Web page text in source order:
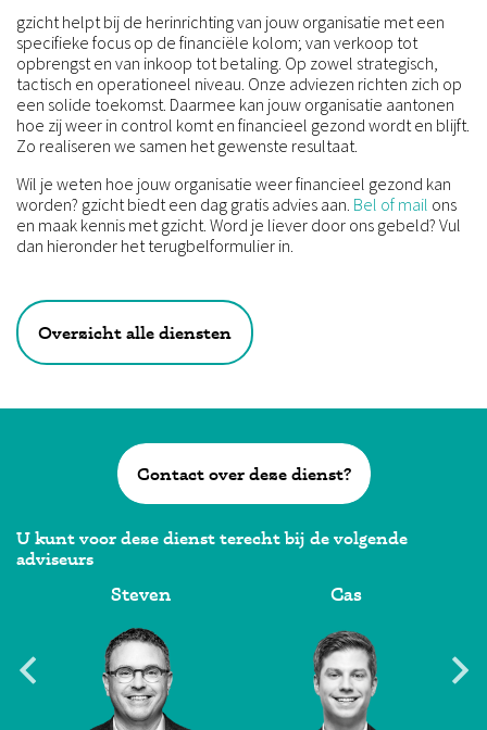
gzicht helpt bij de herinrichting van jouw organisatie met een
specifieke focus op de financiële kolom; van verkoop tot
opbrengst en van inkoop tot betaling. Op zowel strategisch,
tactisch en operationeel niveau. Onze adviezen richten zich op
een solide toekomst. Daarmee kan jouw organisatie aantonen
hoe zij weer in control komt en financieel gezond wordt en blijft.
Zo realiseren we samen het gewenste resultaat.
Wil je weten hoe jouw organisatie weer financieel gezond kan
worden? gzicht biedt een dag gratis advies aan. Bel of mail ons
en maak kennis met gzicht. Word je liever door ons gebeld? Vul
dan hieronder het terugbelformulier in.
Overzicht alle diensten
Contact over deze dienst?
U kunt voor deze dienst terecht bij de volgende
adviseurs
Steven Cas